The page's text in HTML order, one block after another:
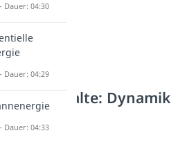
Inhalte: Dynamik
Dauer: 04:30
Dauer: 04:29
Dauer: 04:33